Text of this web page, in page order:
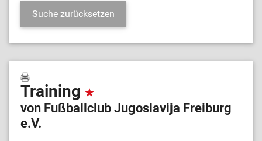
Training
von Fußballclub Jugoslavija Freiburg
e.V.